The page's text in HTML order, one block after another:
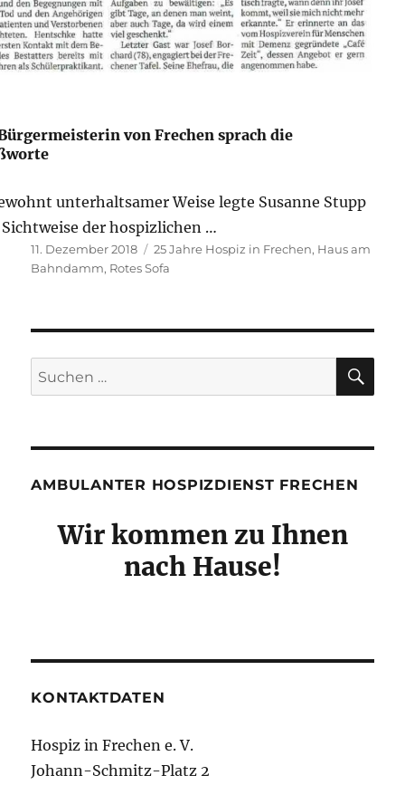
von Frechen sprach die
unterhaltsamer Weise legte Susanne Stupp
der hospizlichen …
Veröffentlicht
am
11. Dezember 2018 Schlagwörter
25 Jahre Hospiz in Frechen, Haus am
Bahndamm, Rotes Sofa
Suchen
nach:
AMBULANTER HOSPIZDIENST FRECHEN
Wir kommen zu Ihnen
nach Hause!
KONTAKTDATEN
Hospiz in Frechen e. V.
Johann-Schmitz-Platz 2